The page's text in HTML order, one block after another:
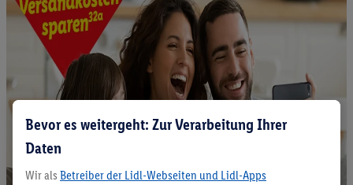
Bevor es weitergeht: Zur Verarbeitung Ihrer
Daten
Wir als Betreiber der Lidl-Webseiten und Lidl-Apps